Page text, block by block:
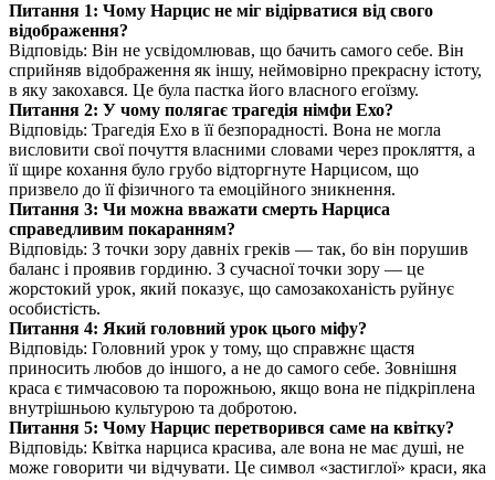
Питання 1: Чому Нарцис не міг відірватися від свого
відображення?
Відповідь: Він не усвідомлював, що бачить самого себе. Він
сприйняв відображення як іншу, неймовірно прекрасну істоту,
в яку закохався. Це була пастка його власного егоїзму.
Питання 2: У чому полягає трагедія німфи Ехо?
Відповідь: Трагедія Ехо в її безпорадності. Вона не могла
висловити свої почуття власними словами через прокляття, а
її щире кохання було грубо відторгнуте Нарцисом, що
призвело до її фізичного та емоційного зникнення.
Питання 3: Чи можна вважати смерть Нарциса
справедливим покаранням?
Відповідь: З точки зору давніх греків — так, бо він порушив
баланс і проявив гординю. З сучасної точки зору — це
жорстокий урок, який показує, що самозакоханість руйнує
особистість.
Питання 4: Який головний урок цього міфу?
Відповідь: Головний урок у тому, що справжнє щастя
приносить любов до іншого, а не до самого себе. Зовнішня
краса є тимчасовою та порожньою, якщо вона не підкріплена
внутрішньою культурою та добротою.
Питання 5: Чому Нарцис перетворився саме на квітку?
Відповідь: Квітка нарциса красива, але вона не має душі, не
може говорити чи відчувати. Це символ «застиглої» краси, яка